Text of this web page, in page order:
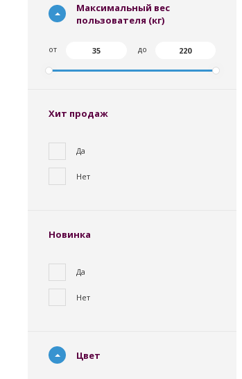
Максимальный вес
пользователя (кг)
от до
Хит продаж
Да
Нет
Новинка
Да
Нет
Цвет